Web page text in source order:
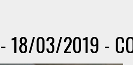
- 18/03/2019 -